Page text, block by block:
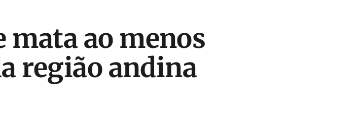
mata ao menos
região andina